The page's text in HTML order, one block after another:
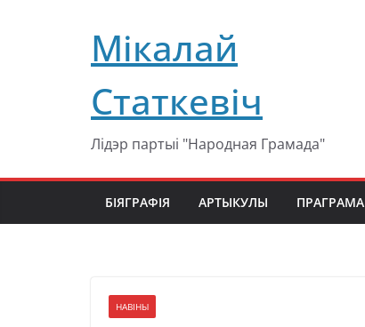
содержимомуМікалай
Статкевіч
Лідэр партыі "Народная Грамада"
БІЯГРАФІЯ АРТЫКУЛЫ ПРАГРАМА
НАВІНЫ